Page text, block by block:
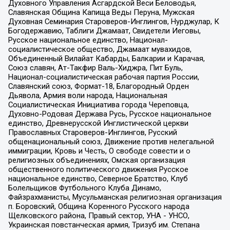
Духовного Управления Асгардской Веси Беловодья,
Славянская Община Капища Веды Перуна, Мужская
Духовная Семинария Староверов-Инглингов, Нурджулар, К
Богодержавию, Таблиги Джамаат, Свидетели Иеговы,
Русское национальное единство, Национал-
социалистическое общество, Джамаат мувахидов,
Объединенный Вилайат Кабарды, Балкарии и Карачая,
Союз славян, Ат-Такфир Валь-Хиджра, Пит Буль,
Национал-социалистическая рабочая партия России,
Славянский союз, Формат-18, Благородный Орден
Дьявола, Армия воли народа, Национальная
Социалистическая Инициатива города Череповца,
Духовно-Родовая Держава Русь, Русское национальное
единство, Древнерусской Инглистической церкви
Православных Староверов-Инглингов, Русский
общенациональный союз, Движение против нелегальной
иммиграции, Кровь и Честь, О свободе совести и о
религиозных объединениях, Омская организация
общественного политического движения Русское
национальное единство, Северное Братство, Клуб
Болельщиков Футбольного Клуба Динамо,
Файзрахманисты, Мусульманская религиозная организация
п. Боровский, Община Коренного Русского народа
Щелковского района, Правый сектор, УНА - УНСО,
Украинская повстанческая армия, Тризуб им. Степана